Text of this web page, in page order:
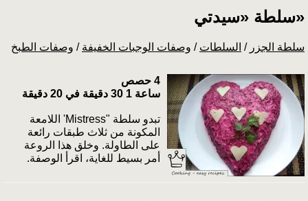
سلطة «سيدتي»
وصفات الطبخ / وصفات الوجبات الخفيفة / السلطات / سلطة الجزر
4 حصص
ساعة 1 30 دقيقة في 20 دقيقة
تبدو سلطة "Mistress' اللامعة
المكونة من ثلاث طبقات رائعة
على الطاولة. وخلق هذا الروعة
أمر بسيط للغاية، اقرأ الوصفة.